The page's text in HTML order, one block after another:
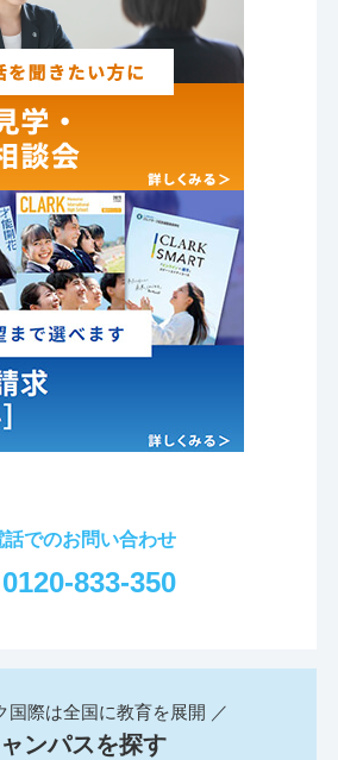
話でのお問い合わせ
0120-833-350
国際は全国に教育を展開 ／
ンパスを探す